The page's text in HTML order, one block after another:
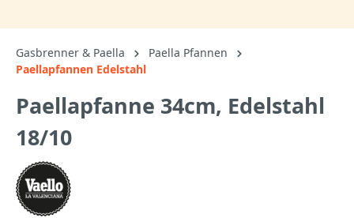
Gasbrenner & Paella
Paella Pfannen
Paellapfannen Edelstahl
Paellapfanne 34cm, Edelstahl
18/10